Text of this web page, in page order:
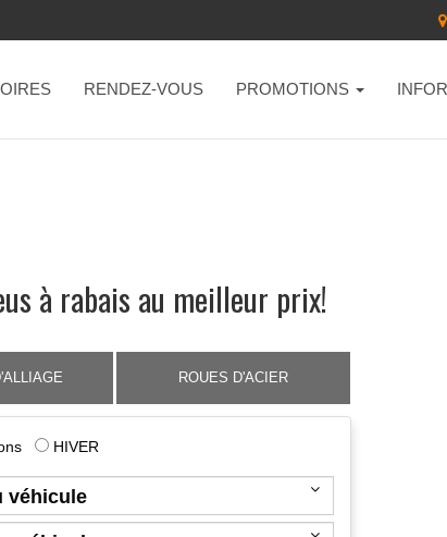
RENDEZ-VOUS PROMOTIONS
à rabais au meilleur prix!
ROUES D'ACIER
HIVER